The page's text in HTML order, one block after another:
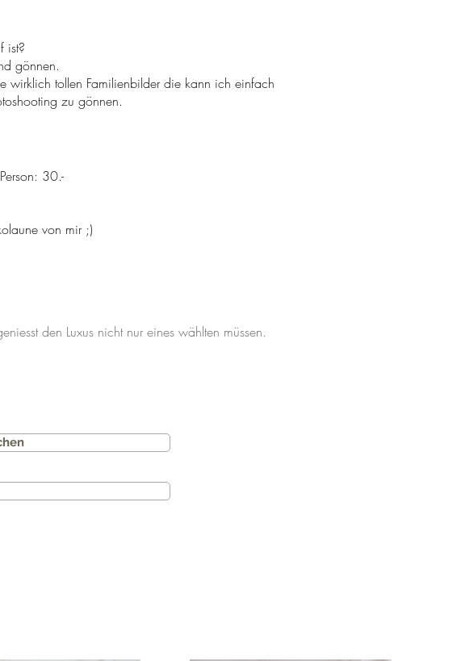
ist?
gönnen.
wirklich tollen Familienbilder die kann ich einfach
zu gönnen.
30.-
von mir ;)
den Luxus nicht nur eines wählten müssen.